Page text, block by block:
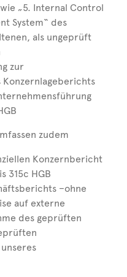
„5. Internal Control
System“ des
als ungeprüft
zur
Konzernlageberichts
zudem
Konzernbericht
315c HGB
–ohne
auf externe
des geprüften
üften